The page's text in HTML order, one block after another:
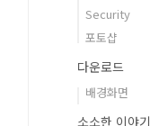
Security
포토샵
다운로드
배경화면
소소한 이야기